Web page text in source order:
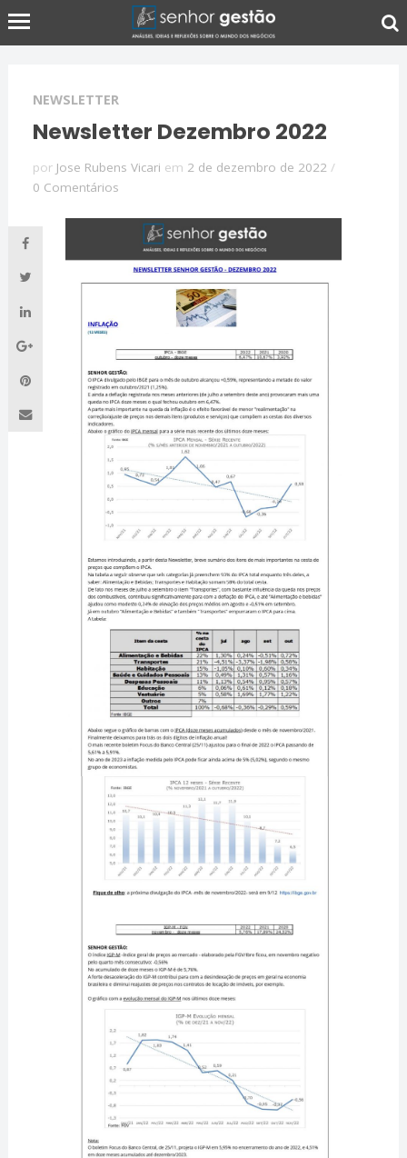
NEWSLETTER
Newsletter Dezembro 2022
por Jose Rubens Vicari em 2 de dezembro de 2022 /
0 Comentários